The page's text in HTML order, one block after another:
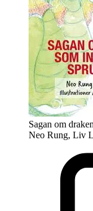
Sagan om
Neo Rung, Liv